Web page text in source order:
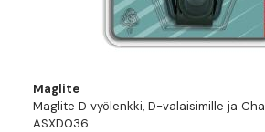
Maglite
Maglite D vyölenkki, D-valaisimille ja
ASXD036